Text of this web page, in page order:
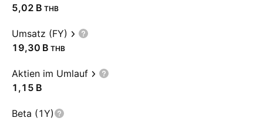
‪5,02 B‬ THB
Umsatz (FY)
‪19,30 B‬ THB
Aktien im Umlauf
‪1,15 B‬
Beta (1Y)